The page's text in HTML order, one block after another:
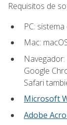
Requisitos de
PC:
Mac:
Google
Safari
Microsoft
Adobe